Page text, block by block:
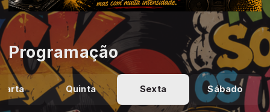
Programação
Quinta Sexta Sábado